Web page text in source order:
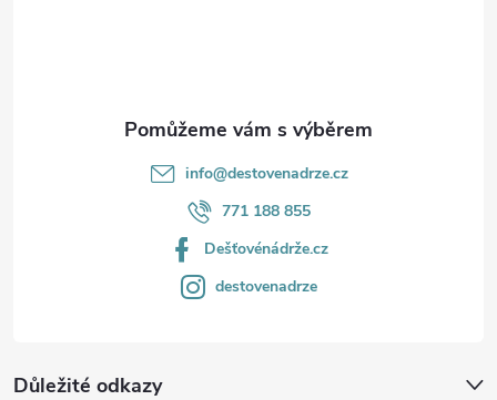
Důležité odkazy
info@destovenadrze.cz
771 188 855
Dešťovénádrže.cz
destovenadrze